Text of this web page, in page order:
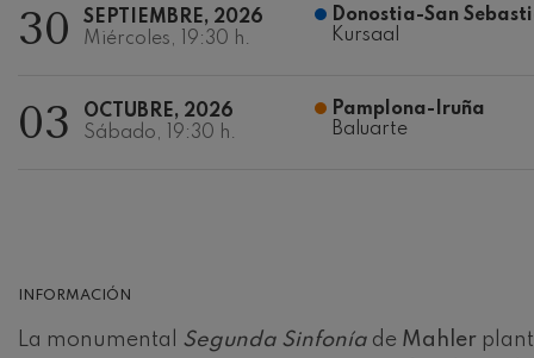
30
SEPTIEMBRE, 2026
Miércoles, 19:30 h.
Donostia-San
Kursaal
03
OCTUBRE, 2026
Sábado, 19:30 h.
Pamplona-Iruña
Baluarte
INFORMACIÓN
La monumental Segunda Sinfonía de Mahler